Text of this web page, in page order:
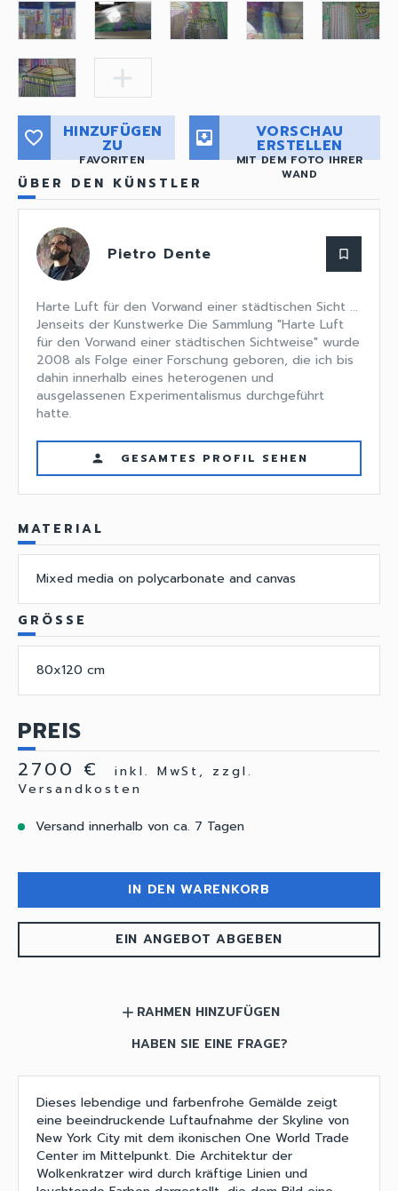
add
favorite_border HINZUFÜGEN
ZU
FAVORITEN
move_to_inbox VORSCHAU
ERSTELLEN
MIT DEM FOTO IHRER
WAND
ÜBER DEN KÜNSTLER
Pietro Dente bookmark_border
Harte Luft für den Vorwand einer städtischen Sicht ...
Jenseits der Kunstwerke Die Sammlung "Harte Luft
für den Vorwand einer städtischen Sichtweise" wurde
2008 als Folge einer Forschung geboren, die ich bis
dahin innerhalb eines heterogenen und
ausgelassenen Experimentalismus durchgeführt
hatte.
person GESAMTES PROFIL SEHEN
MATERIAL
Mixed media on polycarbonate and canvas
GRÖSSE
80x120 cm
PREIS
2700 €
inkl. MwSt, zzgl.
Versandkosten
Versand innerhalb von ca. 7 Tagen
IN DEN WARENKORB
EIN ANGEBOT ABGEBEN
add RAHMEN HINZUFÜGEN
HABEN SIE EINE FRAGE?
Dieses lebendige und farbenfrohe Gemälde zeigt
eine beeindruckende Luftaufnahme der Skyline von
New York City mit dem ikonischen One World Trade
Center im Mittelpunkt. Die Architektur der
Wolkenkratzer wird durch kräftige Linien und